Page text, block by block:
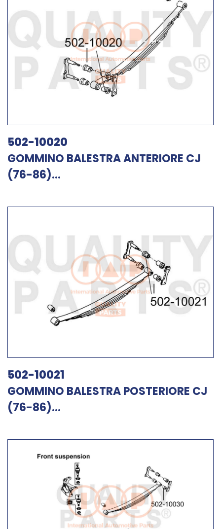
502-10020
GOMMINO BALESTRA ANTERIORE CJ
(76-86)...
502-10021
GOMMINO BALESTRA POSTERIORE CJ
(76-86)...